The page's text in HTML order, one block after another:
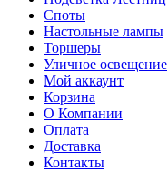
Споты
Настольные лампы
Торшеры
Уличное освещение
Мой аккаунт
Корзина
О Компании
Оплата
Доставка
Контакты